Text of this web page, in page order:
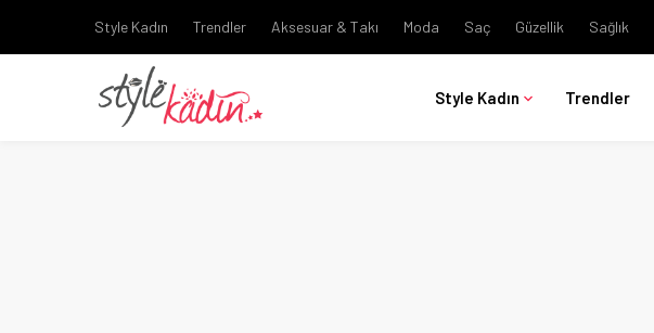
Style Kadın Trendler Aksesuar & Takı Moda Saç Güzellik Sağlık
Style Kadın Trendler